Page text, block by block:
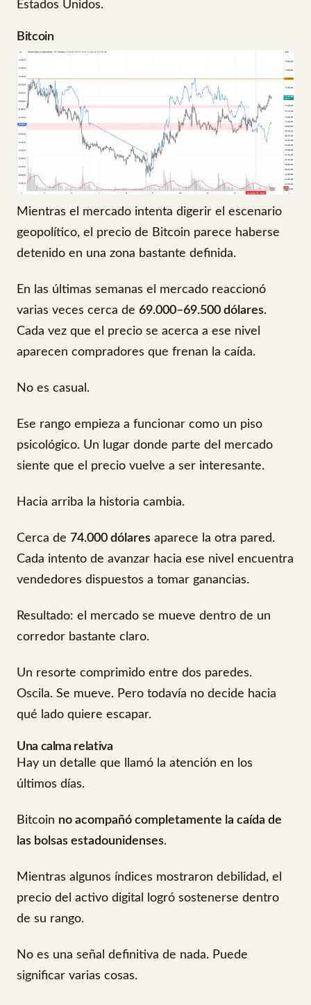
Estados Unidos.
Bitcoin
Mientras el mercado intenta digerir el escenario
geopolítico, el precio de Bitcoin parece haberse
detenido en una zona bastante definida.
En las últimas semanas el mercado reaccionó
varias veces cerca de 69.000–69.500 dólares.
Cada vez que el precio se acerca a ese nivel
aparecen compradores que frenan la caída.
No es casual.
Ese rango empieza a funcionar como un piso
psicológico. Un lugar donde parte del mercado
siente que el precio vuelve a ser interesante.
Hacia arriba la historia cambia.
Cerca de 74.000 dólares aparece la otra pared.
Cada intento de avanzar hacia ese nivel encuentra
vendedores dispuestos a tomar ganancias.
Resultado: el mercado se mueve dentro de un
corredor bastante claro.
Un resorte comprimido entre dos paredes.
Oscila. Se mueve. Pero todavía no decide hacia
qué lado quiere escapar.
Una calma relativa
Hay un detalle que llamó la atención en los
últimos días.
Bitcoin no acompañó completamente la caída de
las bolsas estadounidenses.
Mientras algunos índices mostraron debilidad, el
precio del activo digital logró sostenerse dentro
de su rango.
No es una señal definitiva de nada. Puede
significar varias cosas.